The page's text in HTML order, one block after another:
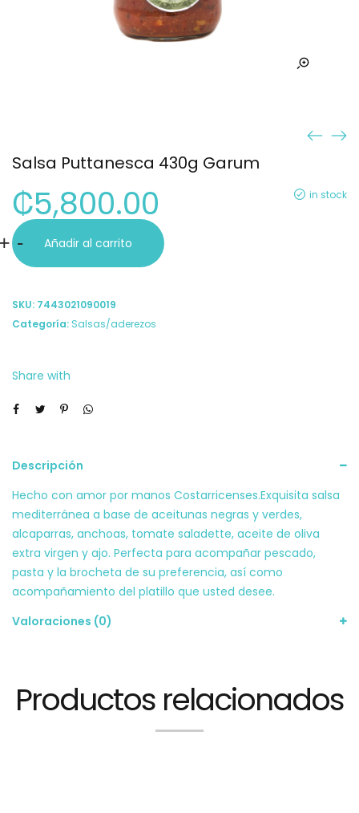
Salsa Puttanesca 430g Garum
in stock
₡5,800.00
-
Salsa
Puttanesca
Garum
Añadir al carrito
SKU: 7443021090019
Categoría: Salsas/aderezos
Share with
Descripción
Hecho con amor por manos Costarricenses.Exquisita salsa
mediterránea a base de aceitunas negras y verdes,
alcaparras, anchoas, tomate saladette, aceite de oliva
extra virgen y ajo. Perfecta para acompañar pescado,
pasta y la brocheta de su preferencia, así como
acompañamiento del platillo que usted desee.
Valoraciones (0)
Productos relacionados